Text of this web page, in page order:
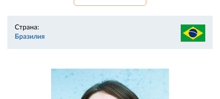
Страна:
Бразилия